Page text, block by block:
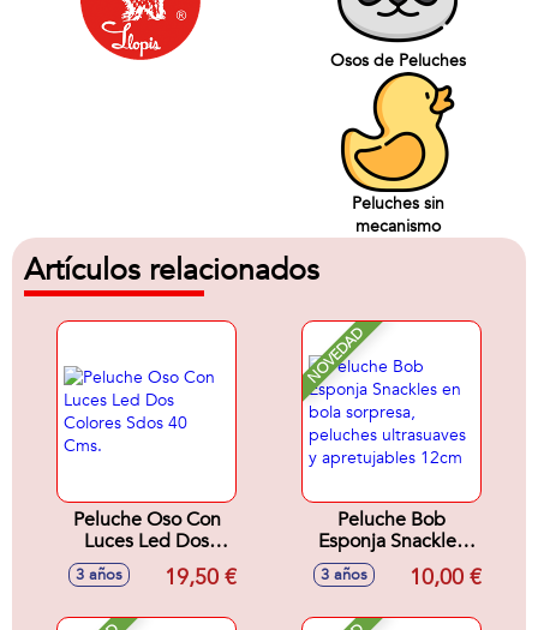
Osos de Peluches
Peluches sin
mecanismo
Artículos relacionados
Peluche Oso Con
Luces Led Dos
Colores Sdos 40
Cms.
3 años 19,50 €
NOVEDAD
Peluche Bob
Esponja Snackles
en bola sorpresa,
peluches
3 años 10,00 €